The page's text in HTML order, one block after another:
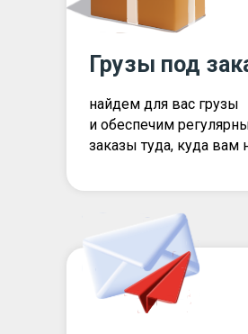
найдем для вас грузы
и обеспечим
заказы туда, куда вам
Грузы под